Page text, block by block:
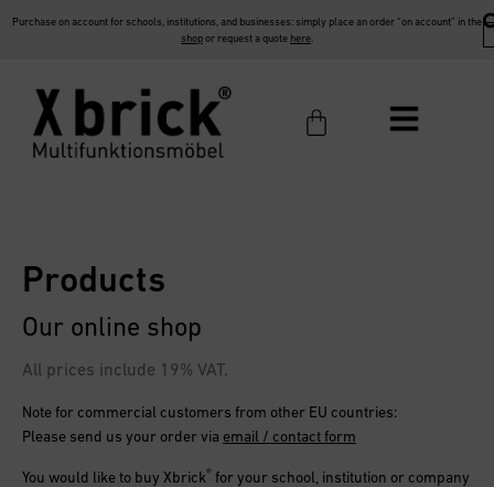
Purchase on account for schools, institutions, and businesses: simply place an order “on account” in the
shopor request a quote here
Note for commercial customers from other EU countries:
Please send us your order via email / contact form
You would like to buy Xbrick® for your school, institution or company
Products
Our online shop
All prices include 19% VAT.